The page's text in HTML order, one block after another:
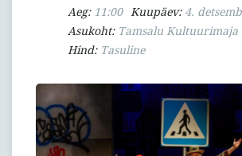
Aeg: 11:00 Kuupäev: 4.
Asukoht: Tamsalu Kultuurimaja
Hind: Tasuline